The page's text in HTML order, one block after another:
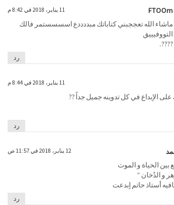
FTOOm 11 يناير، 2018 في 8:42 م
ماشاء الله تعججبني كتاباتك مبددددع اسسسستمر فالك
التووفيييق
????.
رد
11 يناير، 2018 في 8:44 م
على الإبداع في كل تدوينه جميل جداً ??
رد
12 يناير، 2018 في 11:57 ص
بين الحياة و الموت
و الدُخان ”
أستاذ حاتم إبدعت
رد